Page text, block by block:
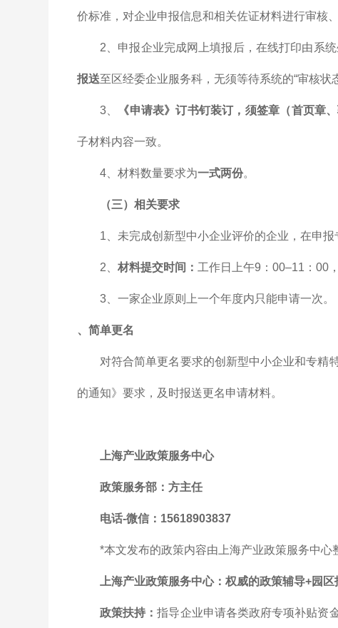
价标准，对企业申报信息和相关佐证材料进行审核
2、申报企业完成网上填报后，在线打印由系
报送至区经委企业服务科，无须等待系统的“审核状态
3、 《申请表》订书钉装订，须签章（首页章
子材料内容一致。
4、材料数量要求为一式两份。
（三）相关要求
1、未完成创新型中小企业评价的企业，在申
2、 材料提交时间： 工作日上午9：00–11：00
3、一家企业原则上一个年度内只能申请一次。
、简单更名
对符合简单更名要求的创新型中小企业和专精
的通知》要求，及时报送更名申请材料。
上海产业政策服务中心
政策服务部 ：方主任
电话-微信：15618903837
*本文发布的政策内容由上海产业政策服务中心
上海产业政策服务中心： 权威的政策辅导+园区
政策扶持：指导企业申请各类政府专项补贴资